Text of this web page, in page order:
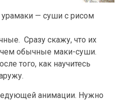
— суши с рисом
Сразу скажу, что их
чем обычные маки-суши.
того, как научитесь
анимации. Нужно